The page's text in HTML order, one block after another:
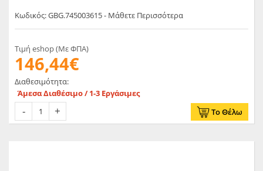
Κωδικός: GBG.745003615 - Μάθετε Περισσότερα
Τιμή eshop (Με ΦΠΑ)
146,44€
Διαθεσιμότητα:
Άμεσα Διαθέσιμο / 1-3 Εργάσιμες
Το Θέλω